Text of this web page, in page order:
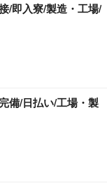
/即入寮/製造・工場/
備/日払い/工場・製